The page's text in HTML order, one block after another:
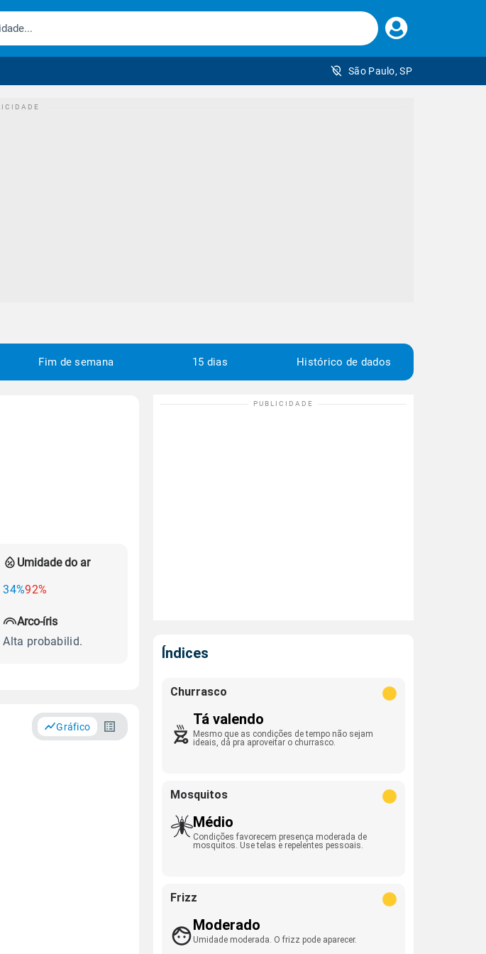
Faça
seu
São Paulo, SP
Fim de semana 15 dias Histórico de dados
Umidade do ar
34%92%
Arco-íris
Alta probabilid.
Gráfico
Índices
Churrasco
Tá valendo
Mesmo que as condições de tempo não sejam
ideais, dá pra aproveitar o churrasco.
Mosquitos
Médio
Condições favorecem presença moderada de
mosquitos. Use telas e repelentes pessoais.
Frizz
Moderado
Umidade moderada. O frizz pode aparecer.